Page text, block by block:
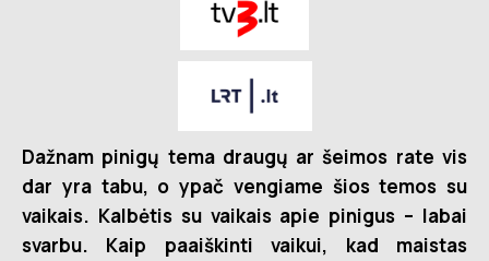
Dažnam pinigų tema draugų ar šeimos rate vis
dar yra tabu, o ypač vengiame šios temos su
vaikais. Kalbėtis su vaikais apie pinigus – labai
svarbu. Kaip paaiškinti vaikui, kad maistas